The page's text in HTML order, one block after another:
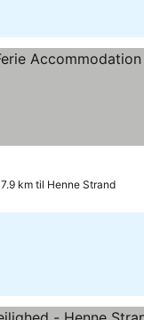
7.9 km til Henne Strand